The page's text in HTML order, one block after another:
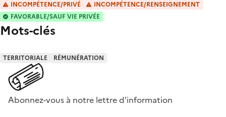
INCOMPÉTENCE/PRIVÉ
INCOMPÉTENCE/RENSEIGNEMENT
FAVORABLE/SAUF VIE PRIVÉE
Mots-clés
TERRITORIALE RÉMUNÉRATION
Abonnez-vous à notre lettre d'information